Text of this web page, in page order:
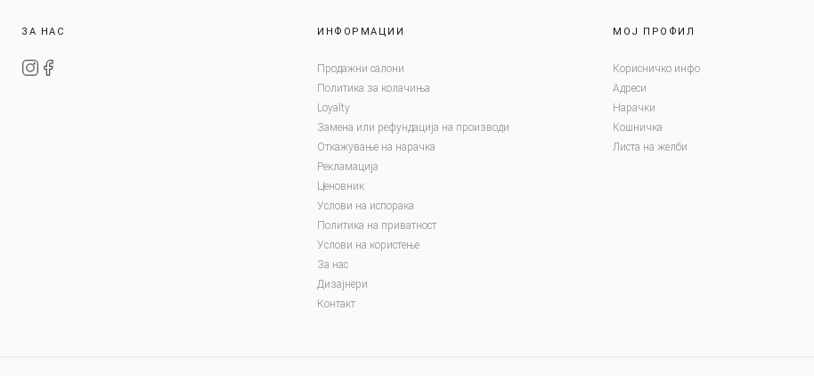
ЗА НАС ИНФОРМАЦИИ
Продажни салони
Политика за колачиња
Loyalty
Замена или рефундација на производи
Откажување на нарачка
Рекламација
Ценовник
Услови на испорака
Политика на приватност
Услови на користење
За нас
Дизајнери
Контакт
МОЈ ПРОФИЛ
Корисничко инфо
Адреси
Нарачки
Кошничка
Листа на желби